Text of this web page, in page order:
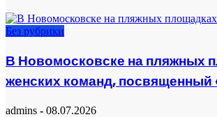
Без рубрики
В Новомосковске на пляжных
женских команд,
admins - 08.07.2026